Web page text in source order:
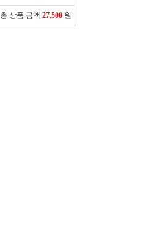
총 상품 금액 27,500 원